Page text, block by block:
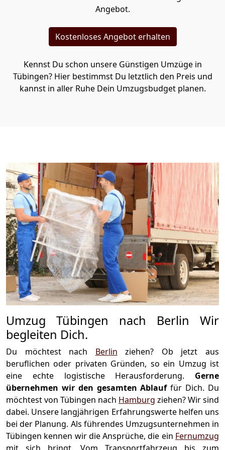
Angebot.
Kostenloses Angebot erhalten
Kennst Du schon unsere Günstigen Umzüge in
Tübingen? Hier bestimmst Du letztlich den Preis und
kannst in aller Ruhe Dein Umzugsbudget planen.
Umzug Tübingen nach Berlin Wir
begleiten Dich.
Du möchtest nach Berlin ziehen? Ob jetzt aus
beruflichen oder privaten Gründen, so ein Umzug ist
eine echte logistische Herausforderung. Gerne
übernehmen wir den gesamten Ablauffür Dich. Du
möchtest von Tübingen nach Hamburg ziehen? Wir sind
dabei. Unsere langjährigen Erfahrungswerte helfen uns
bei der Planung. Als führendes Umzugsunternehmen in
Tübingen kennen wir die Ansprüche, die ein Fernumzug